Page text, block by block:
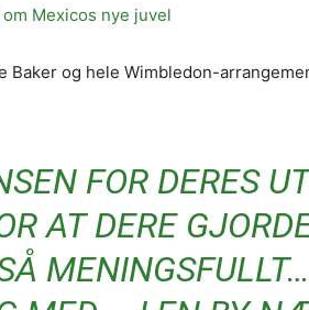
Mexicos nye juvel
Baker og hele Wimbledon-
FOR DERES
AT DERE